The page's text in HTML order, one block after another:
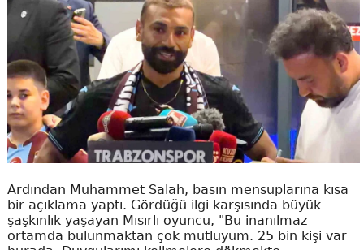
Ardından Muhammet Salah, basın mensuplarına kısa
bir açıklama yaptı. Gördüğü ilgi karşısında büyük
şaşkınlık yaşayan Mısırlı oyuncu, "Bu inanılmaz
ortamda bulunmaktan çok mutluyum. 25 bin kişi var